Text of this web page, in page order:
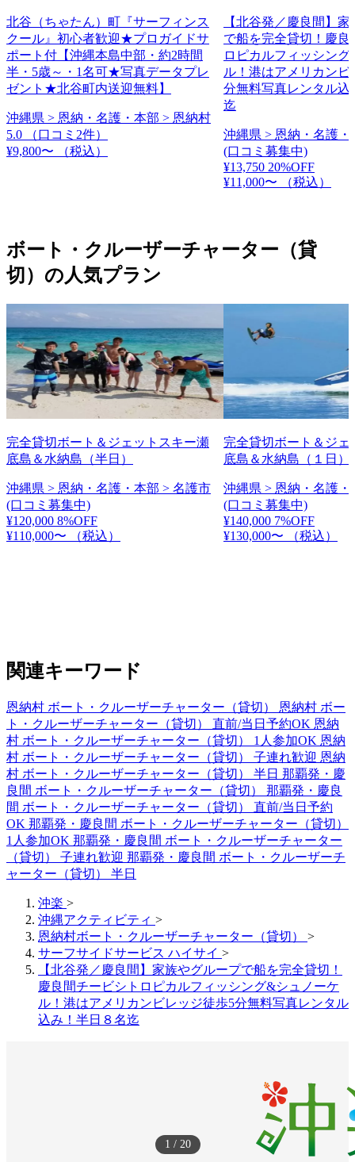
1 / 20
北谷（ちゃたん）町『サーフィンス
クール』初心者歓迎★プロガイドサ
ポート付【沖縄本島中部・約2時間
半・5歳～・1名可★写真データプレ
ゼント★北谷町内送迎無料】
沖縄県 > 恩納・名護・本部 > 恩納村
5.0
（口コミ2件）
¥9,800〜
（税込）
【北谷発／慶良間】
で船を完全貸切！慶良
ロピカルフィッシン
ル！港はアメリカンビ
分無料写真レンタル込
迄
沖縄県 > 恩納・名護・
(口コミ募集中)
¥13,750 20%OFF
¥11,000〜
（税込）
ボート・クルーザーチャーター（貸
切）の人気プラン
完全貸切ボート＆ジェットスキー瀬
底島＆水納島（半日）
沖縄県 > 恩納・名護・本部 > 名護市
(口コミ募集中)
¥120,000 8%OFF
¥110,000〜
（税込）
完全貸切ボート＆ジェ
底島＆水納島（１日）
沖縄県 > 恩納・名護・
(口コミ募集中)
¥140,000 7%OFF
¥130,000〜
（税込）
関連キーワード
恩納村 ボート・クルーザーチャーター（貸切） 恩納村 ボー
ト・クルーザーチャーター（貸切） 直前/当日予約OK 恩納
村 ボート・クルーザーチャーター（貸切） 1人参加OK 恩納
村 ボート・クルーザーチャーター（貸切） 子連れ歓迎 恩納
村 ボート・クルーザーチャーター（貸切） 半日 那覇発・慶
良間 ボート・クルーザーチャーター（貸切） 那覇発・慶良
間 ボート・クルーザーチャーター（貸切） 直前/当日予約
OK 那覇発・慶良間 ボート・クルーザーチャーター（貸切）
1人参加OK 那覇発・慶良間 ボート・クルーザーチャーター
（貸切） 子連れ歓迎 那覇発・慶良間 ボート・クルーザーチ
ャーター（貸切） 半日
沖楽 >
沖縄アクティビティ >
恩納村ボート・クルーザーチャーター（貸切） >
サーフサイドサービス ハイサイ >
【北谷発／慶良間】家族やグループで船を完全貸切！
慶良間チービシトロピカルフィッシング&シュノーケ
ル！港はアメリカンビレッジ徒歩5分無料写真レンタル
込み！半日８名迄